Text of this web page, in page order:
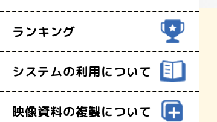
ランキング
システムの利用について
映像資料の複製について